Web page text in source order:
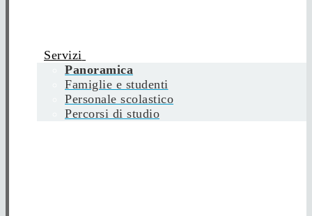
Servizi
Panoramica
Famiglie e studenti
Personale scolastico
Percorsi di studio